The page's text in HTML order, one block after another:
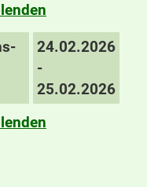
24.02.2026
-
25.02.2026